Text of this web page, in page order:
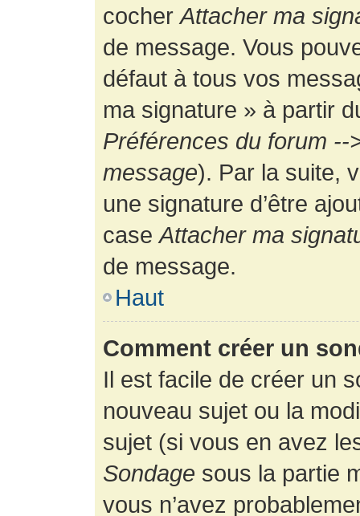
cocherAttacher ma
de message. Vous
défaut à tous vos
ma signature » à partir
Préférences du forum
message). Par la suite,
une signature d’être
caseAttacher ma
de message.
Haut
Comment créer un
Il est facile de créer un
nouveau sujet ou la
sujet (si vous en avez
Sondage sous la partie
vous n’avez